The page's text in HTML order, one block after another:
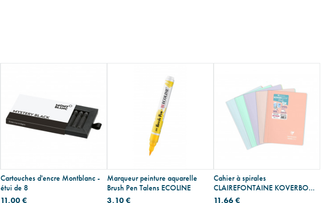
Cartouches d'encre Montblanc -
étui de 8
11,00 €
Marqueur peinture aquarelle
Brush Pen Talens ECOLINE
3,10 €
Cahier à spirales
CLAIREFONTAINE KOVERBOOK
BLUSH
11,66 €